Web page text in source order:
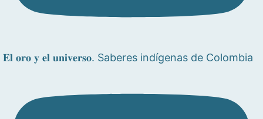
𝐄𝐥 𝐨𝐫𝐨 𝐲 𝐞𝐥 𝐮𝐧𝐢𝐯𝐞𝐫𝐬𝐨. Saberes indígenas de Colombia